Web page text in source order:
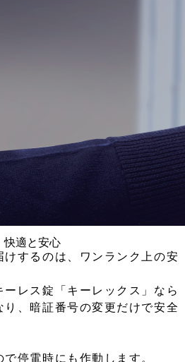
快適と安心
するのは、ワンランク上の安
レス錠「キーレックス」なら
、暗証番号の変更だけで安全
停電時にも作動します。